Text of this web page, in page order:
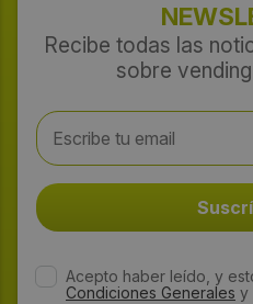
Recibe todas las
sobre
Acepto haber leído, y
Condiciones Generales y